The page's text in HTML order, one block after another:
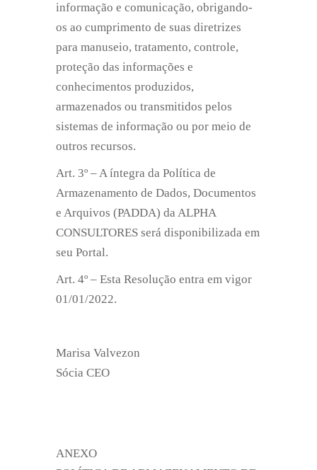
informação e comunicação, obrigando-
os ao cumprimento de suas diretrizes
para manuseio, tratamento, controle,
proteção das informações e
conhecimentos produzidos,
armazenados ou transmitidos pelos
sistemas de informação ou por meio de
outros recursos.
Art. 3º – A íntegra da Política de
Armazenamento de Dados, Documentos
e Arquivos (PADDA) da ALPHA
CONSULTORES será disponibilizada em
seu Portal.
Art. 4º – Esta Resolução entra em vigor
01/01/2022.
Marisa Valvezon
Sócia CEO
ANEXO